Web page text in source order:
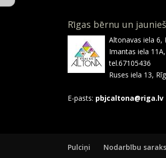
Rīgas bērnu un
Altonavas iela 6,
Imantas iela
tel.67105436
Ruses iela 13,
E-pasts: pbjcaltona@riga.lv
Pulciņi Nodarbību